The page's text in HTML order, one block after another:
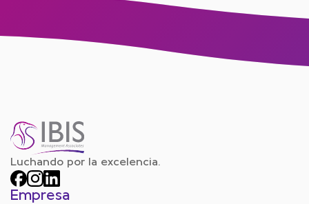
Luchando por la excelencia.
Empresa